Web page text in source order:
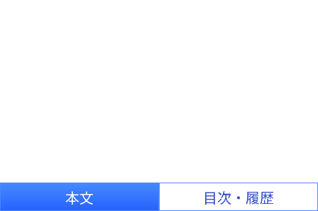
本文 目次・履歴